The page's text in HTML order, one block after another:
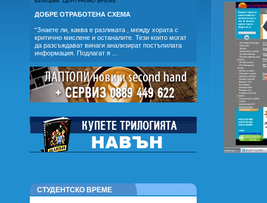
ДОБРЕ ОТРАБОТЕНА СХЕМА
“Знаете ли, каква е разликата , между хората с
критично мислене и останалите. Тези които могат
да разсъждават винаги анализират постъпилата
информация. Подлагат я ...
СТУДЕНТСКО ВРЕМЕ